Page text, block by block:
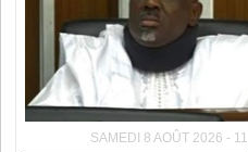
SAMEDI 8 AOÛT 2026 -